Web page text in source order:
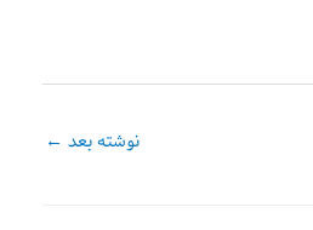
نوشته بعد ←